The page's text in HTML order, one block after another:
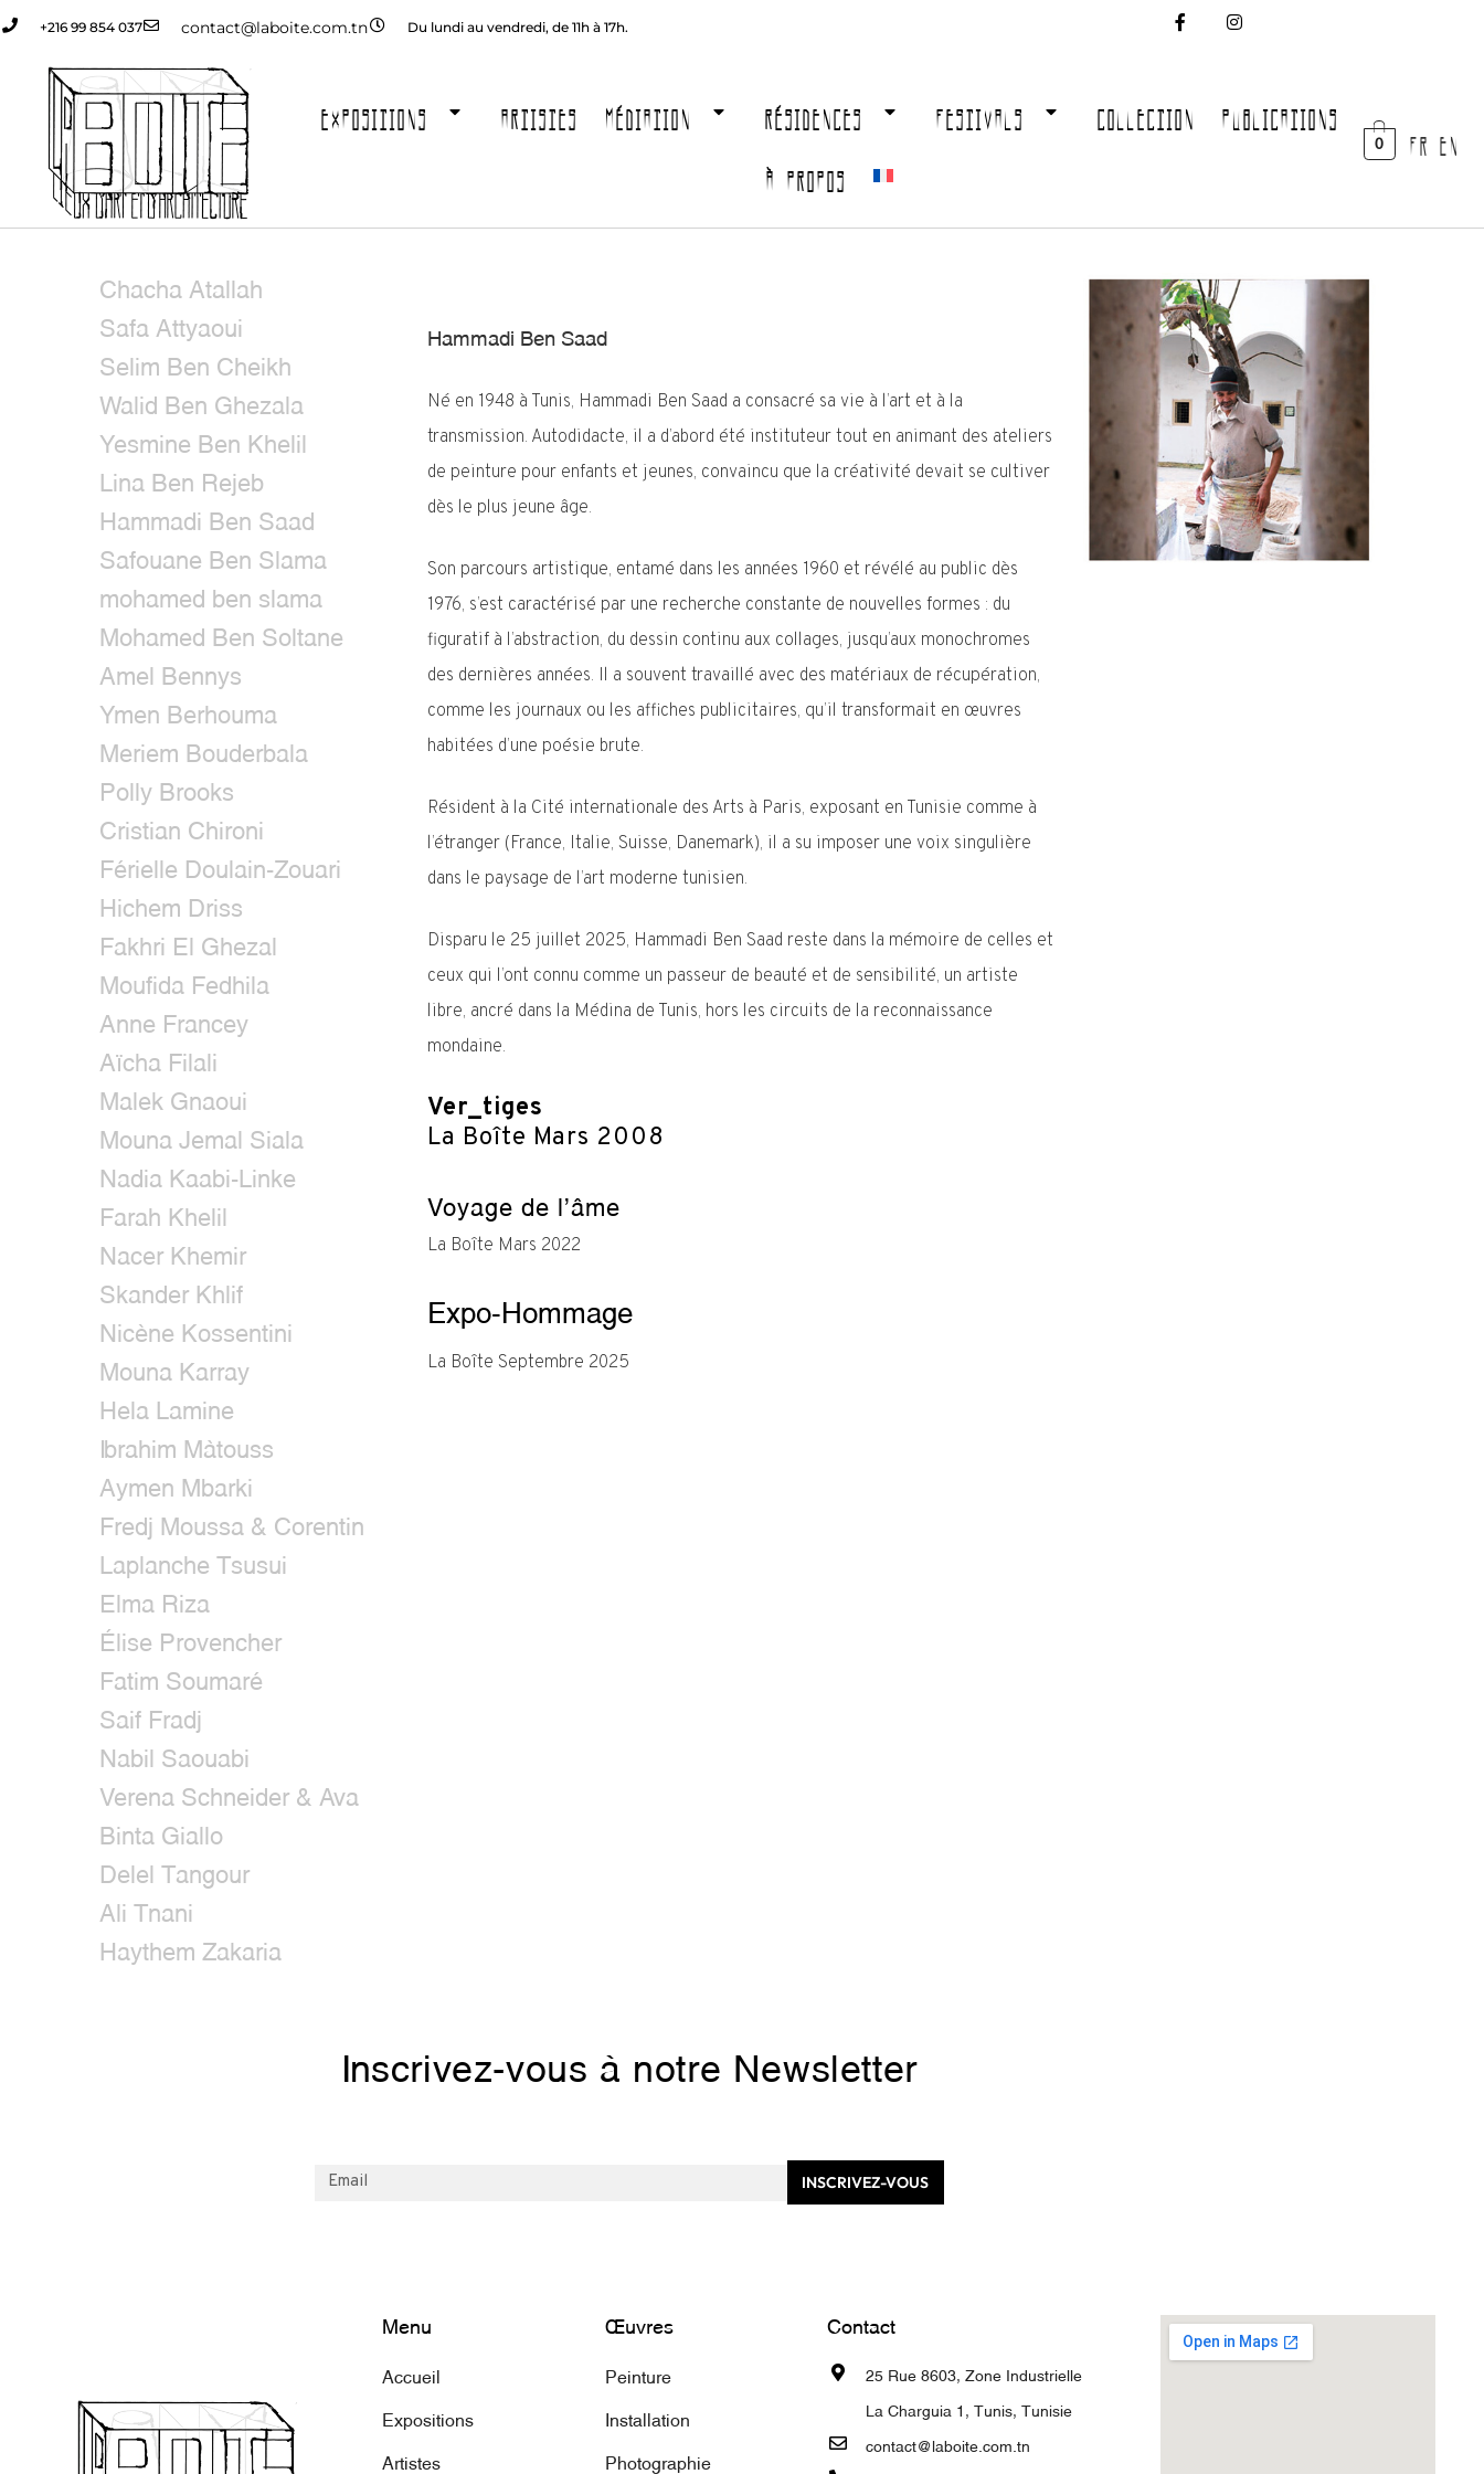
+216 99 854 037 contact@laboite.com.tn Du lundi au vendredi, de 11h à 17h.
EXPOSITIONS ARTISTES MÉDIATION RÉSIDENCES FESTIVALS COLLECTION PUBLICATIONS
À PROPOS
0 FR EN
Chacha Atallah
Safa Attyaoui
Selim Ben Cheikh
Walid Ben Ghezala
Yesmine Ben Khelil
Lina Ben Rejeb
Hammadi Ben Saad
Safouane Ben Slama
mohamed ben slama
Mohamed Ben Soltane
Amel Bennys
Ymen Berhouma
Meriem Bouderbala
Polly Brooks
Cristian Chironi
Férielle Doulain-Zouari
Hichem Driss
Fakhri El Ghezal
Moufida Fedhila
Anne Francey
Aïcha Filali
Malek Gnaoui
Mouna Jemal Siala
Nadia Kaabi-Linke
Farah Khelil
Nacer Khemir
Skander Khlif
Nicène Kossentini
Mouna Karray
Hela Lamine
Ibrahim Màtouss
Aymen Mbarki
Fredj Moussa & Corentin
Laplanche Tsusui
Elma Riza
Élise Provencher
Fatim Soumaré
Saif Fradj
Nabil Saouabi
Verena Schneider & Ava
Binta Giallo
Delel Tangour
Ali Tnani
Haythem Zakaria
Hammadi Ben Saad
Né en 1948 à Tunis, Hammadi Ben Saad a consacré sa vie à l’art et à la
transmission. Autodidacte, il a d’abord été instituteur tout en animant des ateliers
de peinture pour enfants et jeunes, convaincu que la créativité devait se cultiver
dès le plus jeune âge.
Son parcours artistique, entamé dans les années 1960 et révélé au public dès
1976, s’est caractérisé par une recherche constante de nouvelles formes : du
figuratif à l’abstraction, du dessin continu aux collages, jusqu’aux monochromes
des dernières années. Il a souvent travaillé avec des matériaux de récupération,
comme les journaux ou les affiches publicitaires, qu’il transformait en œuvres
habitées d’une poésie brute.
Résident à la Cité internationale des Arts à Paris, exposant en Tunisie comme à
l’étranger (France, Italie, Suisse, Danemark), il a su imposer une voix singulière
dans le paysage de l’art moderne tunisien.
Disparu le 25 juillet 2025, Hammadi Ben Saad reste dans la mémoire de celles et
ceux qui l’ont connu comme un passeur de beauté et de sensibilité, un artiste
libre, ancré dans la Médina de Tunis, hors les circuits de la reconnaissance
mondaine.
Ver_tiges
La Boîte Mars 2008
Voyage de l’âme
La Boîte Mars 2022
Expo-Hommage
La Boîte Septembre 2025
Inscrivez-vous à notre Newsletter
INSCRIVEZ-VOUS
Menu
Accueil
Expositions
Artistes
Œuvres
Peinture
Installation
Photographie
Contact
25 Rue 8603, Zone Industrielle
La Charguia 1, Tunis, Tunisie
contact@laboite.com.tn